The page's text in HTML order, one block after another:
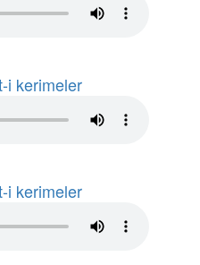
i kerimeler
i kerimeler